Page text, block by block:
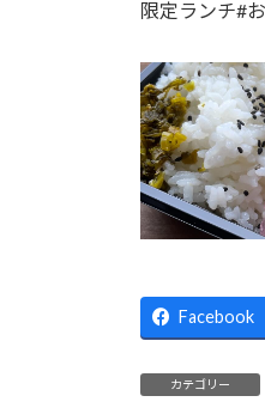
限定ランチ#
Facebook
カテゴリー